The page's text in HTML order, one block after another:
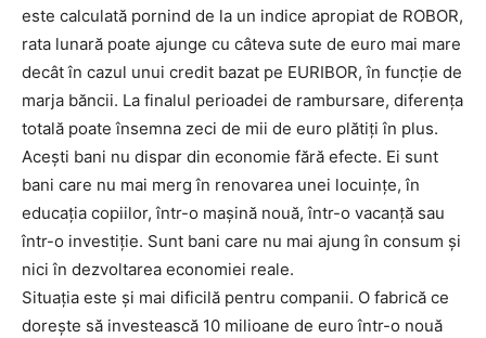
este calculată pornind de la un indice apropiat de ROBOR,
rata lunară poate ajunge cu câteva sute de euro mai mare
decât în cazul unui credit bazat pe EURIBOR, în funcție de
marja băncii. La finalul perioadei de rambursare, diferența
totală poate însemna zeci de mii de euro plătiți în plus.
Acești bani nu dispar din economie fără efecte. Ei sunt
bani care nu mai merg în renovarea unei locuințe, în
educația copiilor, într-o mașină nouă, într-o vacanță sau
într-o investiție. Sunt bani care nu mai ajung în consum și
nici în dezvoltarea economiei reale.
Situația este și mai dificilă pentru companii. O fabrică ce
dorește să investească 10 milioane de euro într-o nouă